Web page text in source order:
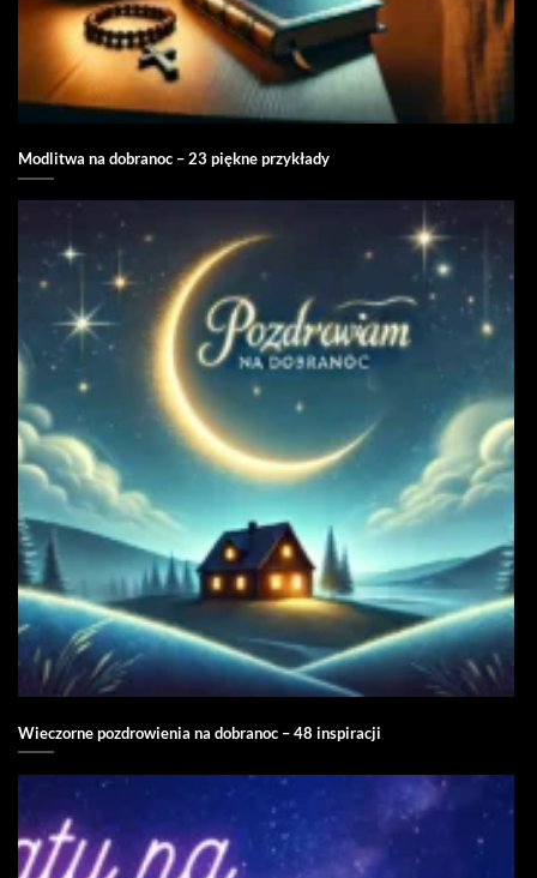
Modlitwa na dobranoc – 23 piękne przykłady
Wieczorne pozdrowienia na dobranoc – 48 inspiracji